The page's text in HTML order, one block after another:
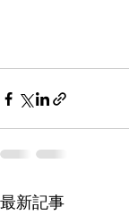
最新記事